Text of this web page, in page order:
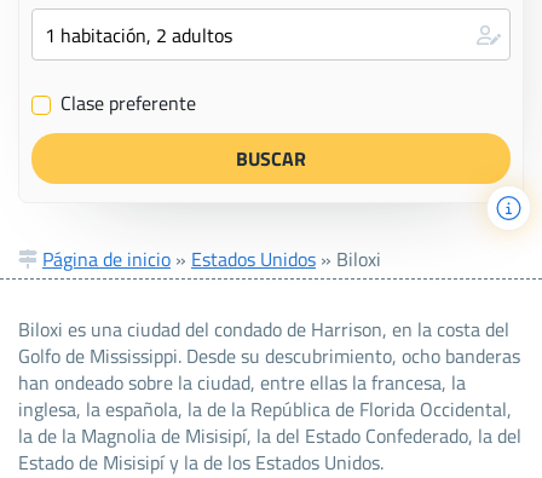
✔ Clase preferente
Página de inicio » Estados Unidos » Biloxi
Biloxi es una ciudad del condado de Harrison, en la costa del
Golfo de Mississippi. Desde su descubrimiento, ocho banderas
han ondeado sobre la ciudad, entre ellas la francesa, la
inglesa, la española, la de la República de Florida Occidental,
la de la Magnolia de Misisipí, la del Estado Confederado, la del
Estado de Misisipí y la de los Estados Unidos.